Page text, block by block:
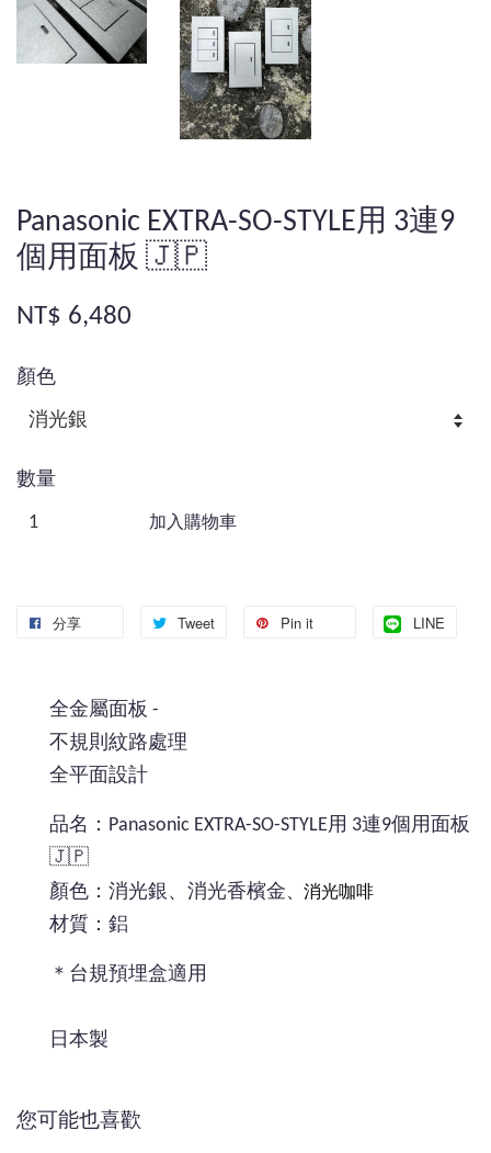
Panasonic EXTRA-SO-STYLE用 3連9
個用面板 🇯🇵
NT$ 6,480
顏色
數量
加入購物車
分享 Tweet Pin it LINE
全金屬面板 -
不規則紋路處理
全平面設計
品名：Panasonic EXTRA-SO-STYLE用 3連9個用面板
🇯🇵
顏色：消光銀、消光香檳金、消光咖啡
材質：鋁
＊台規預埋盒適用
日本製
您可能也喜歡